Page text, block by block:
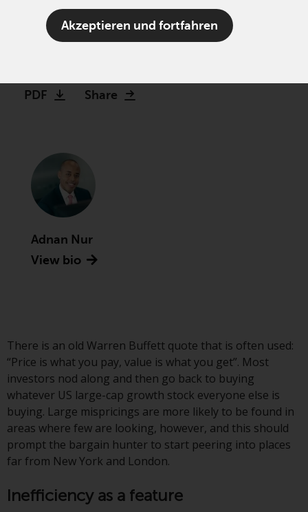
Marke Redwheel umfassen,
Authority und, im Fall von RWC
Asset Management LLP, von den
US Securities and Exchange
Commission zugelassen und
reguliert werden Exchange
Commission („SEC“); RWC Asset
Advisors (US) LLC, das bei der SEC
Fondsverwaltungsgesellschaft
lizenziert ist; Redwheel Australia
Pty Ltd ist ein australischer
Finanzdienstleistungslizenznehmer
bei der Australian Securities and
Investment Commission; und
Redwheel Europe
Fondsmæglerselskab A/S, die von
der dänischen
Finanzaufsichtsbehörde reguliert
wird.
Akzeptieren und fortfahren
Finding hidden GEMs
beyond Wall Street
PDF Share
Adnan Nur
View bio
There is an old Warren Buffett quote that is often used:
“Price is what you pay, value is what you get”. Most
investors nod along and then go back to buying
whatever US large-cap growth stock everyone else is
buying. Large mispricings are more likely to be found in
areas where few are looking, however, and this should
prompt the bargain hunter to start peering into places
far from New York and London.
Inefficiency as a feature